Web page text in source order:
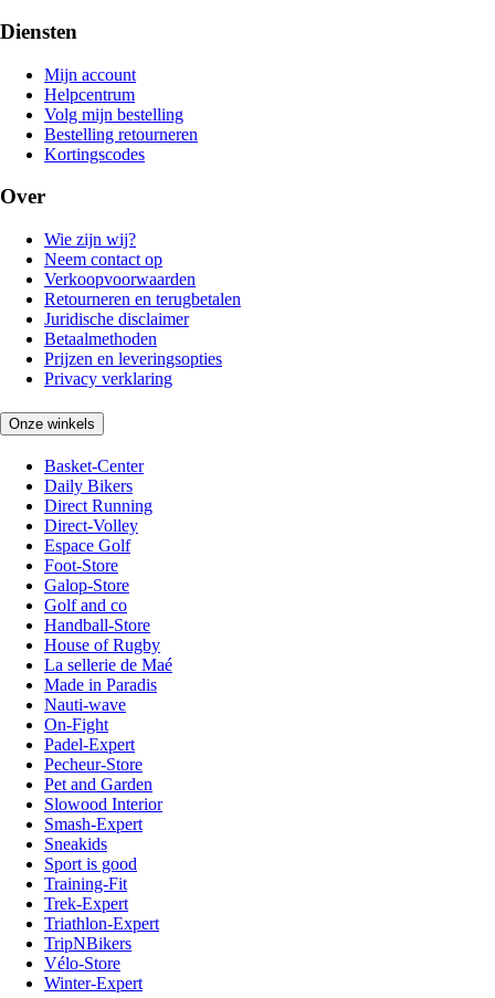
Diensten
Mijn account
Helpcentrum
Volg mijn bestelling
Bestelling retourneren
Kortingscodes
Over
Wie zijn wij?
Neem contact op
Verkoopvoorwaarden
Retourneren en terugbetalen
Juridische disclaimer
Betaalmethoden
Prijzen en leveringsopties
Privacy verklaring
Onze winkels
Basket-Center
Daily Bikers
Direct Running
Direct-Volley
Espace Golf
Foot-Store
Galop-Store
Golf and co
Handball-Store
House of Rugby
La sellerie de Maé
Made in Paradis
Nauti-wave
On-Fight
Padel-Expert
Pecheur-Store
Pet and Garden
Slowood Interior
Smash-Expert
Sneakids
Sport is good
Training-Fit
Trek-Expert
Triathlon-Expert
TripNBikers
Vélo-Store
Winter-Expert